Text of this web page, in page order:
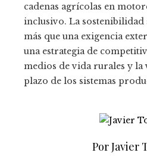
cadenas agrícolas en
inclusivo. La sostenibilidad
más que una exigencia
una estrategia de
medios de vida rurales y
plazo de los sistemas
Por Javier